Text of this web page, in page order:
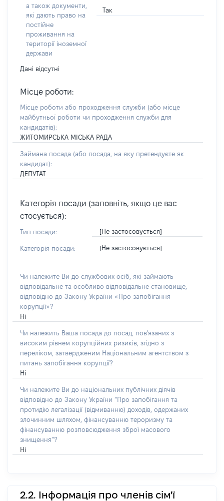
а також документи,
які дають право на
постійне
проживання на
території іноземної
держави
Так
Дані відсутні
Місце роботи:
Місце роботи або проходження служби (або місце
майбутньої роботи чи проходження служби для
кандидатів):
ЖИТОМИРСЬКА МІСЬКА РАДА
Займана посада (або посада, на яку претендуєте як
кандидат):
ДЕПУТАТ
Категорія посади (заповніть, якщо це вас
стосується):
Тип посади: [Не застосовується]
Категорія посади: [Не застосовується]
Чи належите Ви до службових осіб, які займають
відповідальне та особливо відповідальне становище,
відповідно до Закону України «Про запобігання
корупції»?
Ні
Чи належить Ваша посада до посад, пов'язаних з
високим рівнем корупційних ризиків, згідно з
переліком, затвердженим Національним агентством з
питань запобігання корупції?
Ні
Чи належите Ви до національних публічних діячів
відповідно до Закону України “Про запобігання та
протидію легалізації (відмиванню) доходів, одержаних
злочинним шляхом, фінансуванню тероризму та
фінансуванню розповсюдження зброї масового
знищення”?
Ні
2.2. Інформація про членів сім'ї